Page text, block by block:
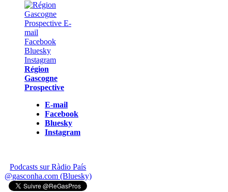
Région
Gascogne
Prospective
E-mail
Facebook
Bluesky
Instagram
Podcasts sur Ràdio País
@gasconha.com (Bluesky)